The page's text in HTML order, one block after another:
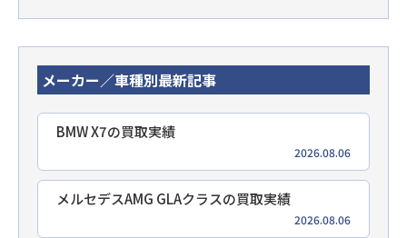
メーカー／車種別最新記事
BMW X7の買取実績
2026.08.06
メルセデスAMG GLAクラスの買取実績
2026.08.06